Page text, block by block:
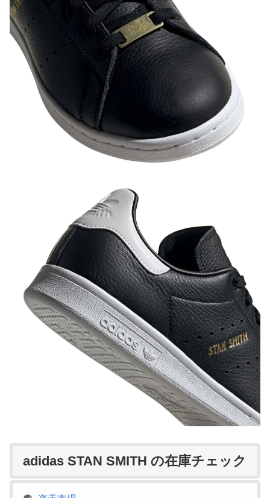
adidas STAN SMITH の在庫チェック